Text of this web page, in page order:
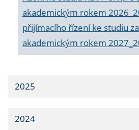
akademickým rokem
přijímacího řízení ke studiu
akademickým rokem
2025
2024